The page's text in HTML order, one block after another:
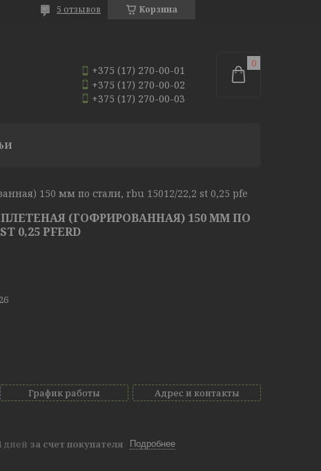
Корзина
5 отзывов
+375 (17) 270-00-01
+375 (17) 270-00-02
+375 (17) 270-00-03
150 мм по стали, rbu 15012/22,2 st 0,25 pferd
(ГОФРИРОВАННАЯ) 150 ММ ПО
0,25 PFERD
График работы Адрес и контакты
дней за счет покупателя Подробнее